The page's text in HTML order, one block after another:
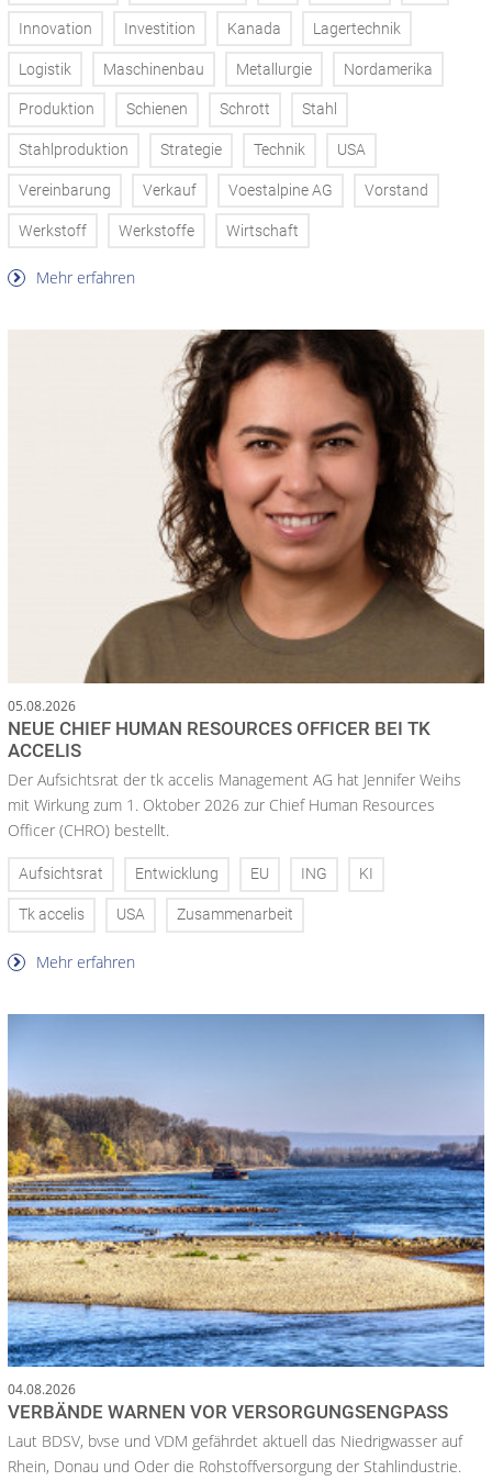
Innovation Investition Kanada Lagertechnik
Logistik Maschinenbau Metallurgie Nordamerika
Produktion Schienen Schrott Stahl
Stahlproduktion Strategie Technik USA
Vereinbarung Verkauf Voestalpine AG Vorstand
Werkstoff Werkstoffe Wirtschaft
Mehr erfahren
05.08.2026
NEUE CHIEF HUMAN RESOURCES OFFICER BEI TK
ACCELIS
Der Aufsichtsrat der tk accelis Management AG hat Jennifer Weihs
mit Wirkung zum 1. Oktober 2026 zur Chief Human Resources
Officer (CHRO) bestellt.
Aufsichtsrat Entwicklung EU ING KI
Tk accelis USA Zusammenarbeit
Mehr erfahren
04.08.2026
VERBÄNDE WARNEN VOR VERSORGUNGSENGPASS
Laut BDSV, bvse und VDM gefährdet aktuell das Niedrigwasser auf
Rhein, Donau und Oder die Rohstoffversorgung der Stahlindustrie.